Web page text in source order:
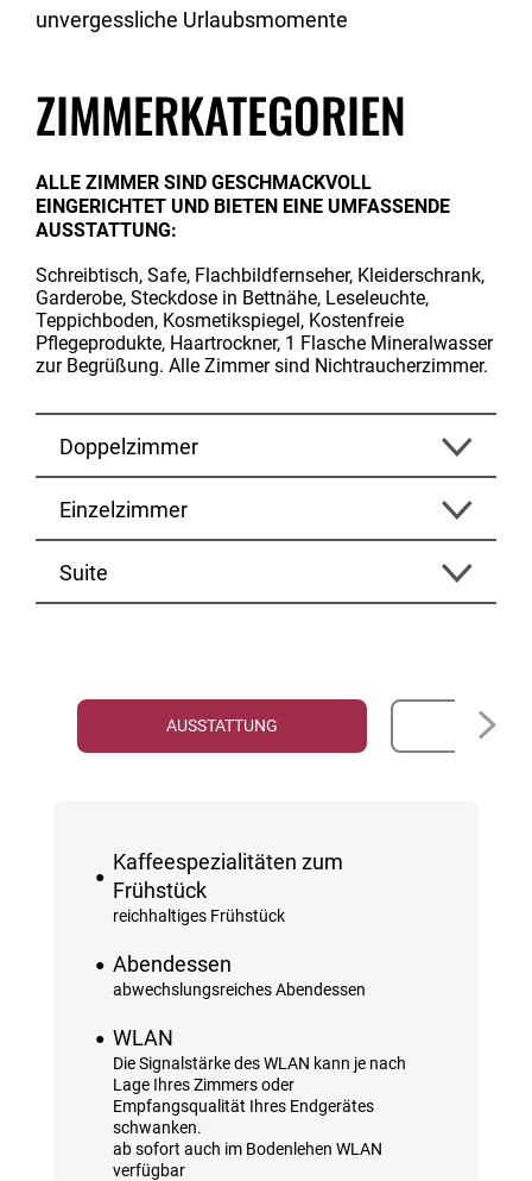
unvergessliche Urlaubsmomente
ZIMMERKATEGORIEN
ALLE ZIMMER SIND GESCHMACKVOLL
EINGERICHTET UND BIETEN EINE UMFASSENDE
AUSSTATTUNG:
Schreibtisch, Safe, Flachbildfernseher, Kleiderschrank,
Garderobe, Steckdose in Bettnähe, Leseleuchte,
Teppichboden, Kosmetikspiegel, Kostenfreie
Pflegeprodukte, Haartrockner, 1 Flasche Mineralwasser
zur Begrüßung. Alle Zimmer sind Nichtraucherzimmer.
Doppelzimmer
Einzelzimmer
Suite
AUSSTATTUNG
Kaffeespezialitäten zum
Frühstück
reichhaltiges Frühstück
Abendessen
abwechslungsreiches Abendessen
WLAN
Die Signalstärke des WLAN kann je nach
Lage Ihres Zimmers oder
Empfangsqualität Ihres Endgerätes
schwanken.
ab sofort auch im Bodenlehen WLAN
verfügbar